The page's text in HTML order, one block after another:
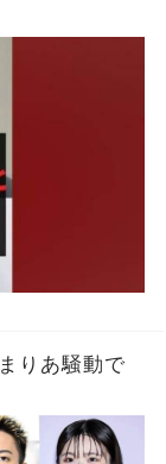
りあ騒動で